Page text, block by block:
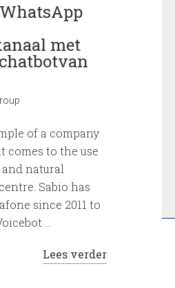
met
of a company
comes to the use
natural
Sabio has
since 2011 to
…
Lees verder